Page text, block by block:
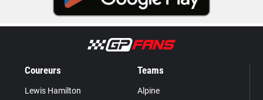
Coureurs
Lewis Hamilton
Teams
Alpine